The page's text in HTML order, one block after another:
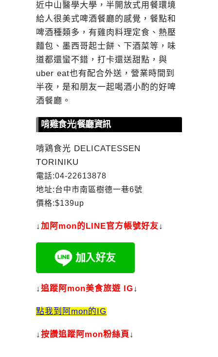
近中山醫學大學，半開放式用餐環境
給人很美式啤酒餐廳的感覺，餐點和
啤酒種類多，有雞肉料理定食、熱壓
麵包、墨西哥起士餅、下酒菜等，味
道都還蠻不錯，打卡還送甜點，與
uber eat也有配合外送，營業時間到
半夜，是和朋友一起喝酒小酌的好啤
酒餐廳。
啃雞食光|餐廳資訊
啃鶏食光 DELICATESSEN
TORINIKU
電話:04-22613878
地址:台中市南區樹德一巷6號
價格:$139up
↓加 阿mon的LINE官方帳號好友↓
↓追蹤阿mon美食旅遊 IG↓
點我到阿mon的IG
↓按讚追蹤阿mon粉絲頁 ↓